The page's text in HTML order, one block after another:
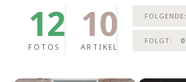
12
FOTOS
10
ARTIKEL
FOLGENDE:
FOLGT: 0